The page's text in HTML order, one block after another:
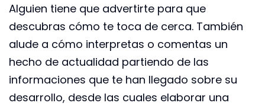
Alguien tiene que advertirte para que
descubras cómo te toca de cerca. También
alude a cómo interpretas o comentas un
hecho de actualidad partiendo de las
informaciones que te han llegado sobre su
desarrollo, desde las cuales elaborar una